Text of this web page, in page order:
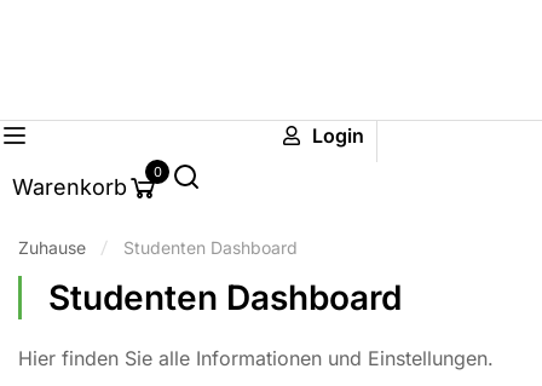
Login
Warenkorb
0
Zuhause Studenten Dashboard
Studenten Dashboard
Hier finden Sie alle Informationen und Einstellungen.